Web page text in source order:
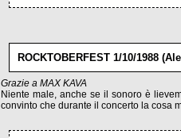
ROCKTOBERFEST 1/10/1988
Grazie a MAX KAVA
Niente male, anche se il sonoro è
convinto che durante il concerto la cosa